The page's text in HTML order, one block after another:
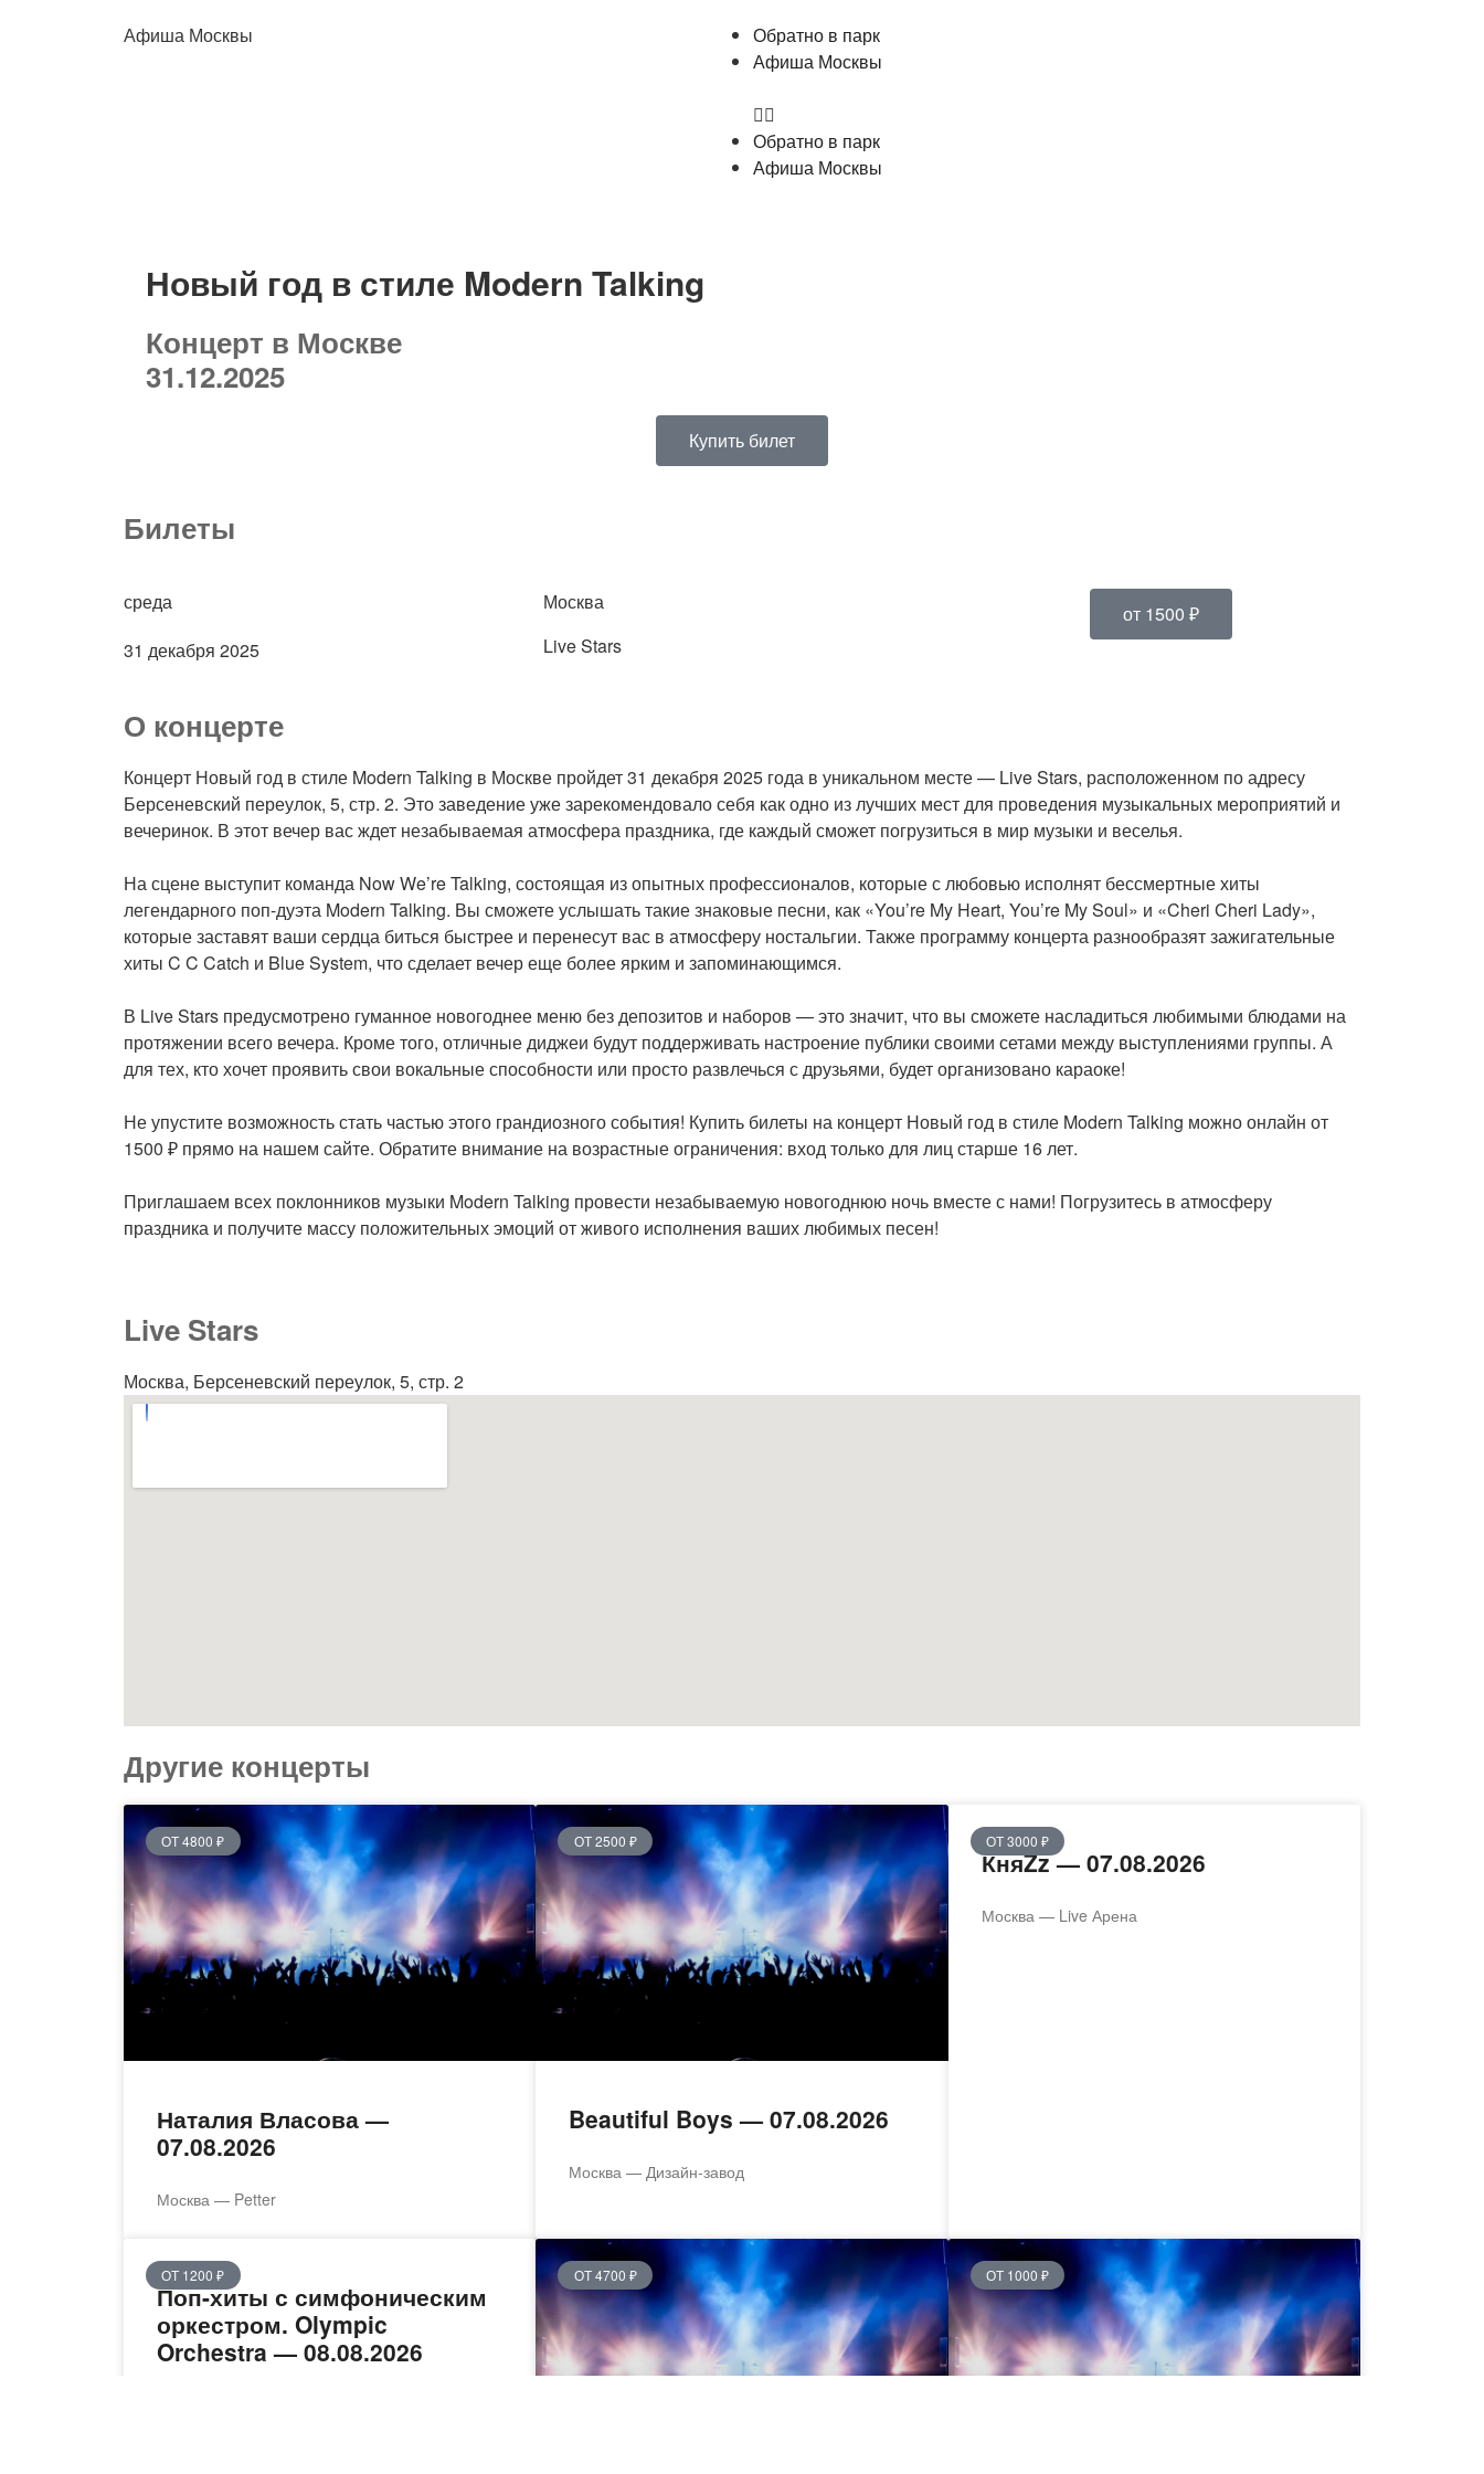
Афиша Москвы
Обратно в парк
Афиша Москвы
Обратно в парк
Афиша Москвы
Новый год в стиле Modern Talking
Концерт в Москве
31.12.2025
Купить билет
Билеты
среда
31 декабря 2025
Москва
Live Stars
от 1500 ₽
О концерте
Концерт Новый год в стиле Modern Talking в Москве пройдет 31 декабря 2025 года в уникальном месте — Live Stars, расположенном по адресу
Берсеневский переулок, 5, стр. 2. Это заведение уже зарекомендовало себя как одно из лучших мест для проведения музыкальных мероприятий и
вечеринок. В этот вечер вас ждет незабываемая атмосфера праздника, где каждый сможет погрузиться в мир музыки и веселья.
На сцене выступит команда Now We’re Talking, состоящая из опытных профессионалов, которые с любовью исполнят бессмертные хиты
легендарного поп-дуэта Modern Talking. Вы сможете услышать такие знаковые песни, как «You’re My Heart, You’re My Soul» и «Cheri Cheri Lady»,
которые заставят ваши сердца биться быстрее и перенесут вас в атмосферу ностальгии. Также программу концерта разнообразят зажигательные
хиты C C Catch и Blue System, что сделает вечер еще более ярким и запоминающимся.
В Live Stars предусмотрено гуманное новогоднее меню без депозитов и наборов — это значит, что вы сможете насладиться любимыми блюдами на
протяжении всего вечера. Кроме того, отличные диджеи будут поддерживать настроение публики своими сетами между выступлениями группы. А
для тех, кто хочет проявить свои вокальные способности или просто развлечься с друзьями, будет организовано караоке!
Не упустите возможность стать частью этого грандиозного события! Купить билеты на концерт Новый год в стиле Modern Talking можно онлайн от
1500 ₽ прямо на нашем сайте. Обратите внимание на возрастные ограничения: вход только для лиц старше 16 лет.
Приглашаем всех поклонников музыки Modern Talking провести незабываемую новогоднюю ночь вместе с нами! Погрузитесь в атмосферу
праздника и получите массу положительных эмоций от живого исполнения ваших любимых песен!
Live Stars
Москва, Берсеневский переулок, 5, стр. 2
Другие концерты
ОТ 4800 ₽
Наталия Власова —
07.08.2026
Москва — Petter
ОТ 2500 ₽
Beautiful Boys — 07.08.2026
Москва — Дизайн-завод
ОТ 3000 ₽
КняZz — 07.08.2026
Москва — Live Арена
ОТ 1200 ₽
Поп-хиты с симфоническим
оркестром. Olympic
Orchestra — 08.08.2026
ОТ 4700 ₽ ОТ 1000 ₽